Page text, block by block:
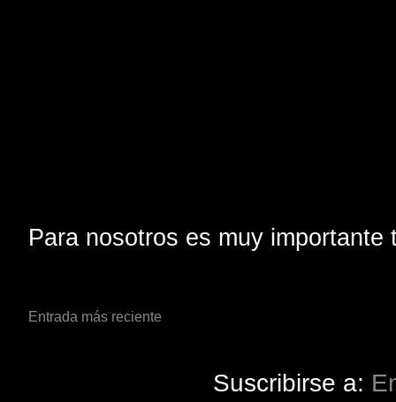
Para nosotros es muy
Entrada más reciente
Suscribirse a: